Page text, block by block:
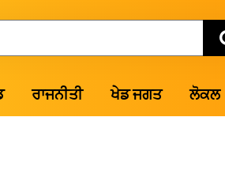
ਰਾਜਨੀਤੀ ਖੇਡ ਜਗਤ ਲੋਕਲ